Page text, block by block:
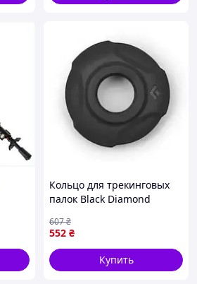
Кольцо для трекинговых
палок Black Diamond
Black 7936-VO
552 ₴
607₴
Купить